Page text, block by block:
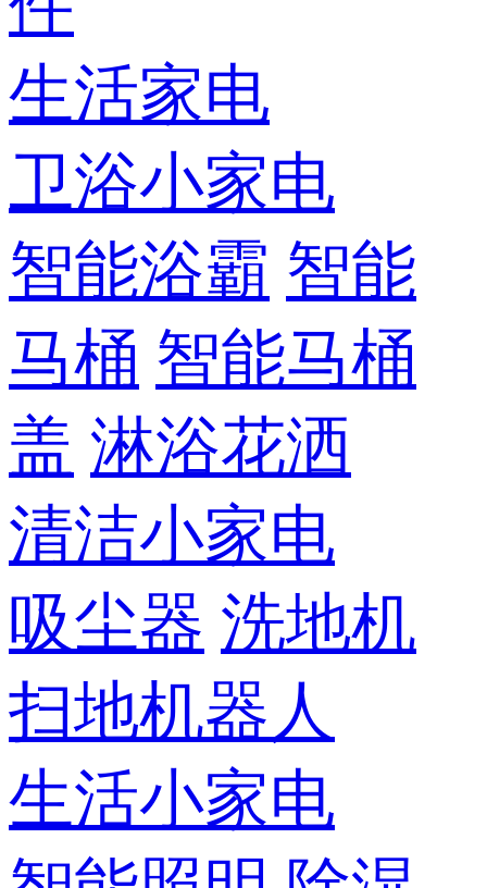
生活家电
卫浴小家电
智能浴霸 智能
马桶 智能马桶
盖 淋浴花洒
清洁小家电
吸尘器 洗地机
扫地机器人
生活小家电